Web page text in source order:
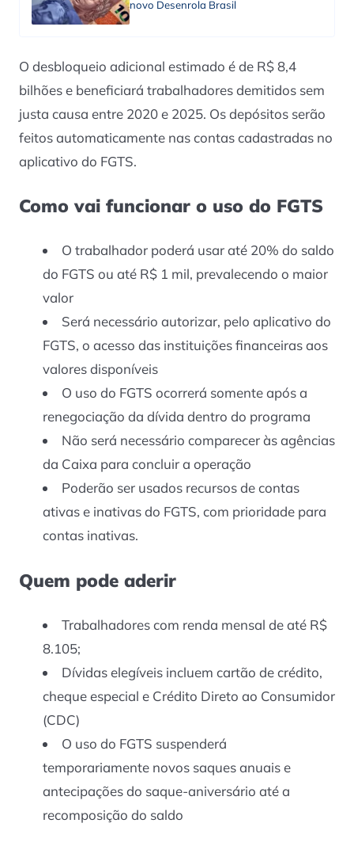
novo Desenrola Brasil
O desbloqueio adicional estimado é de R$ 8,4
bilhões e beneficiará trabalhadores demitidos sem
justa causa entre 2020 e 2025. Os depósitos serão
feitos automaticamente nas contas cadastradas no
aplicativo do FGTS.
Como vai funcionar o uso do FGTS
O trabalhador poderá usar até 20% do saldo
do FGTS ou até R$ 1 mil, prevalecendo o maior
valor
Será necessário autorizar, pelo aplicativo do
FGTS, o acesso das instituições financeiras aos
valores disponíveis
O uso do FGTS ocorrerá somente após a
renegociação da dívida dentro do programa
Não será necessário comparecer às agências
da Caixa para concluir a operação
Poderão ser usados recursos de contas
ativas e inativas do FGTS, com prioridade para
contas inativas.
Quem pode aderir
Trabalhadores com renda mensal de até R$
8.105;
Dívidas elegíveis incluem cartão de crédito,
cheque especial e Crédito Direto ao Consumidor
(CDC)
O uso do FGTS suspenderá
temporariamente novos saques anuais e
antecipações do saque-aniversário até a
recomposição do saldo